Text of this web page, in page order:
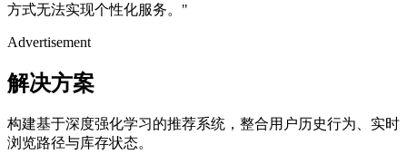
方式无法实现个性化服务。 "
Advertisement
解决方案
构建基于深度强化学习的推荐系统，整合用户历史行为、实时
浏览路径与库存状态。